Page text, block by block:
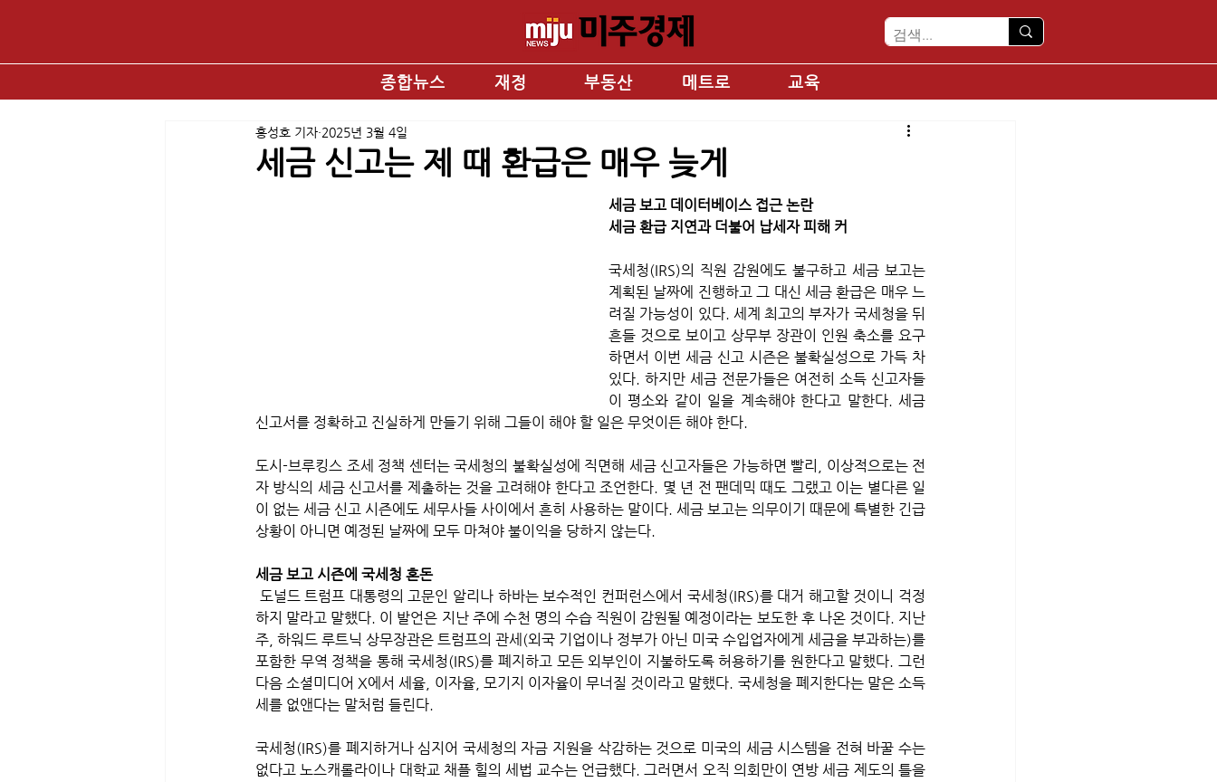
종합뉴스 재정 부동산 메트로 교육
세금 신고는 제 때 환급은 매우 늦게
홍성호 기자 2025년 3월 4일
세금 보고 데이터베이스 접근 논란
세금 환급 지연과 더불어 납세자 피해 커
국세청(IRS)의 직원 감원에도 불구하고 세금 보고는
계획된 날짜에 진행하고 그 대신 세금 환급은 매우 느
려질 가능성이 있다. 세계 최고의 부자가 국세청을 뒤
흔들 것으로 보이고 상무부 장관이 인원 축소를 요구
하면서 이번 세금 신고 시즌은 불확실성으로 가득 차
있다. 하지만 세금 전문가들은 여전히 소득 신고자들
이 평소와 같이 일을 계속해야 한다고 말한다. 세금
신고서를 정확하고 진실하게 만들기 위해 그들이 해야 할 일은 무엇이든 해야 한다.
도시-브루킹스 조세 정책 센터는 국세청의 불확실성에 직면해 세금 신고자들은 가능하면 빨리, 이상적으로는 전
자 방식의 세금 신고서를 제출하는 것을 고려해야 한다고 조언한다. 몇 년 전 팬데믹 때도 그랬고 이는 별다른 일
이 없는 세금 신고 시즌에도 세무사들 사이에서 흔히 사용하는 말이다. 세금 보고는 의무이기 때문에 특별한 긴급
상황이 아니면 예정된 날짜에 모두 마쳐야 불이익을 당하지 않는다.
세금 보고 시즌에 국세청 혼돈
하지 말라고 말했다. 이 발언은 지난 주에 수천 명의 수습 직원이 감원될 예정이라는 보도한 후 나온 것이다. 지난
주, 하워드 루트닉 상무장관은 트럼프의 관세(외국 기업이나 정부가 아닌 미국 수입업자에게 세금을 부과하는)를
포함한 무역 정책을 통해 국세청(IRS)를 폐지하고 모든 외부인이 지불하도록 허용하기를 원한다고 말했다. 그런
다음 소셜미디어 X에서 세율, 이자율, 모기지 이자율이 무너질 것이라고 말했다. 국세청을 폐지한다는 말은 소득
세를 없앤다는 말처럼 들린다.
국세청(IRS)를 폐지하거나 심지어 국세청의 자금 지원을 삭감하는 것으로 미국의 세금 시스템을 전혀 바꿀 수는
없다고 노스캐롤라이나 대학교 채플 힐의 세법 교수는 언급했다. 그러면서 오직 의회만이 연방 세금 제도의 틀을